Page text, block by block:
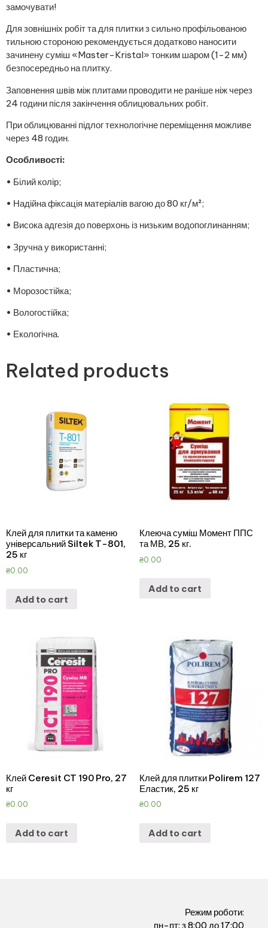
замочувати!
Для зовнішніх робіт та для плитки з сильно профільованою
тильною стороною рекомендується додатково наносити
зачинену суміш «Master-Kristal» тонким шаром (1-2 мм)
безпосередньо на плитку.
Заповнення швів між плитами проводити не раніше ніж через
24 години після закінчення облицювальних робіт.
При облицюванні підлог технологічне переміщення можливе
через 48 годин.
Особливості:
• Білий колір;
• Надійна фіксація матеріалів вагою до 80 кг/м²;
• Висока адгезія до поверхонь із низьким водопоглинанням;
• Зручна у використанні;
• Пластична;
• Морозостійка;
• Вологостійка;
• Екологічна.
Related products
Клей для плитки та каменю
універсальний Siltek T-801,
25 кг
₴0.00
Add to cart
Клеюча суміш Момент ППС
та МВ, 25 кг.
₴0.00
Add to cart
Клей Ceresit CT 190 Pro, 27
кг
₴0.00
Add to cart
Клей для плитки Polirem 127
Еластик, 25 кг
₴0.00
Add to cart
Режим роботи:
пн-пт: з 8:00 до 17:00